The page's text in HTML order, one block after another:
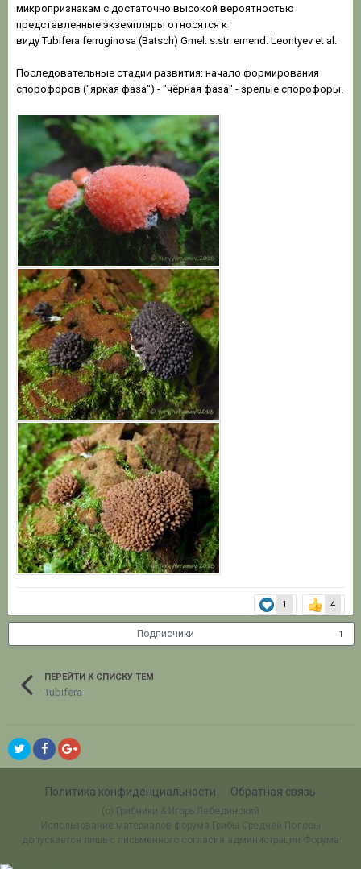
микропризнакам с достаточно высокой вероятностью
представленные экземпляры относятся к
виду Tubifera ferruginosa (Batsch) Gmel. s.str. emend. Leontyev et al.
Последовательные стадии развития: начало формирования
спорофоров ("яркая фаза") - "чёрная фаза" - зрелые спорофоры.
1 4
Подписчики 1
ПЕРЕЙТИ К СПИСКУ ТЕМ
Tubifera
Политика конфиденциальности Обратная связь
(c) Грибники & Игорь Лебединский
Использование материалов форума Грибы Средней Полосы
допускается лишь с письменного согласия администрации Форума